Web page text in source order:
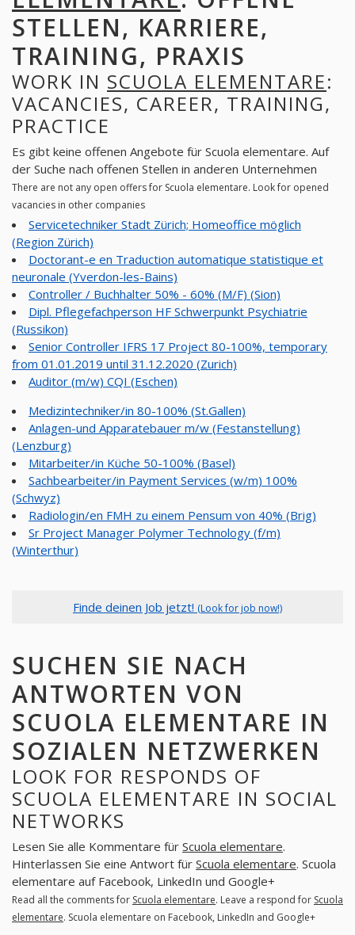
STELLEN, KARRIERE,
TRAINING, PRAXIS
WORK IN SCUOLA ELEMENTARE:
VACANCIES, CAREER, TRAINING,
PRACTICE
Es gibt keine offenen Angebote für Scuola elementare. Auf
der Suche nach offenen Stellen in anderen Unternehmen
There are not any open offers for Scuola elementare. Look for opened
vacancies in other companies
Servicetechniker Stadt Zürich; Homeoffice möglich
(Region Zürich)
Doctorant-e en Traduction automatique statistique et
neuronale (Yverdon-les-Bains)
Controller / Buchhalter 50% - 60% (M/F) (Sion)
Dipl. Pflegefachperson HF Schwerpunkt Psychiatrie
(Russikon)
Senior Controller IFRS 17 Project 80-100%, temporary
from 01.01.2019 until 31.12.2020 (Zurich)
Auditor (m/w) CQI (Eschen)
Medizintechniker/in 80-100% (St.Gallen)
Anlagen-und Apparatebauer m/w (Festanstellung)
(Lenzburg)
Mitarbeiter/in Küche 50-100% (Basel)
Sachbearbeiter/in Payment Services (w/m) 100%
(Schwyz)
Radiologin/en FMH zu einem Pensum von 40% (Brig)
Sr Project Manager Polymer Technology (f/m)
(Winterthur)
Finde deinen Job jetzt! (Look for job now!)
SUCHEN SIE NACH
ANTWORTEN VON
SCUOLA ELEMENTARE IN
SOZIALEN NETZWERKEN
LOOK FOR RESPONDS OF
SCUOLA ELEMENTARE IN SOCIAL
NETWORKS
Lesen Sie alle Kommentare für Scuola elementare.
Hinterlassen Sie eine Antwort für Scuola elementare. Scuola
elementare auf Facebook, LinkedIn und Google+
Read all the comments for Scuola elementare. Leave a respond for Scuola
elementare. Scuola elementare on Facebook, LinkedIn and Google+